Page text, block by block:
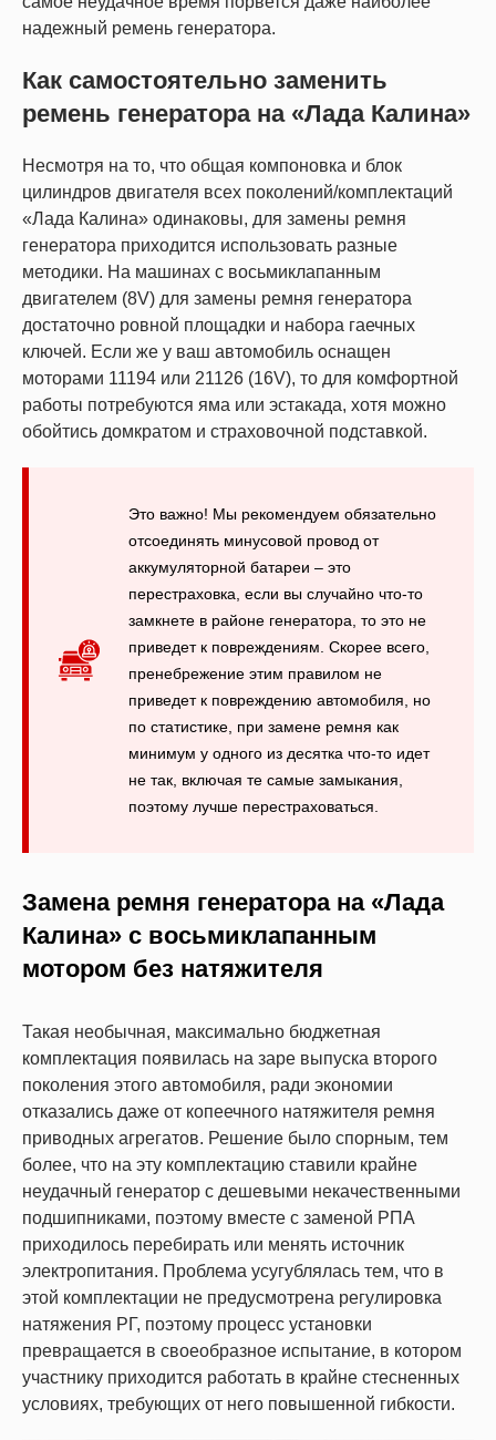
надежный ремень генератора.
Как самостоятельно заменить
ремень генератора на «Лада Калина»
Несмотря на то, что общая компоновка и блок
цилиндров двигателя всех поколений/комплектаций
«Лада Калина» одинаковы, для замены ремня
генератора приходится использовать разные
методики. На машинах с восьмиклапанным
двигателем (8V) для замены ремня генератора
достаточно ровной площадки и набора гаечных
ключей. Если же у ваш автомобиль оснащен
моторами 11194 или 21126 (16V), то для комфортной
работы потребуются яма или эстакада, хотя можно
обойтись домкратом и страховочной подставкой.
Это важно! Мы рекомендуем обязательно
отсоединять минусовой провод от
аккумуляторной батареи – это
перестраховка, если вы случайно что-то
замкнете в районе генератора, то это не
приведет к повреждениям. Скорее всего,
пренебрежение этим правилом не
приведет к повреждению автомобиля, но
по статистике, при замене ремня как
минимум у одного из десятка что-то идет
не так, включая те самые замыкания,
поэтому лучше перестраховаться.
Замена ремня генератора на «Лада
Калина» с восьмиклапанным
мотором без натяжителя
Такая необычная, максимально бюджетная
комплектация появилась на заре выпуска второго
поколения этого автомобиля, ради экономии
отказались даже от копеечного натяжителя ремня
приводных агрегатов. Решение было спорным, тем
более, что на эту комплектацию ставили крайне
неудачный генератор с дешевыми некачественными
подшипниками, поэтому вместе с заменой РПА
приходилось перебирать или менять источник
электропитания. Проблема усугублялась тем, что в
этой комплектации не предусмотрена регулировка
натяжения РГ, поэтому процесс установки
превращается в своеобразное испытание, в котором
участнику приходится работать в крайне стесненных
условиях, требующих от него повышенной гибкости.